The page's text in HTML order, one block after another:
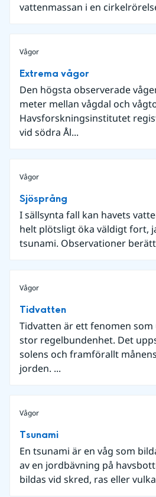
vattenmassan i en
Vågor
Extrema vågor
Den högsta observerade
meter mellan vågdal och
Havsforskningsinstitutet
vid södra Ål...
Vågor
Sjösprång
I sällsynta fall kan havets
helt plötsligt öka väldigt fort,
tsunami. Observationer
Vågor
Tidvatten
Tidvatten är ett fenomen
stor regelbundenhet. Det
solens och framförallt
jorden. ...
Vågor
Tsunami
En tsunami är en våg som
av en jordbävning på
bildas vid skred, ras eller